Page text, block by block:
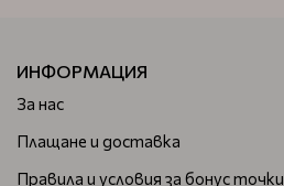
ИНФОРМАЦИЯ
За нас
Плащане и доставка
Правила и условия за бонус точки